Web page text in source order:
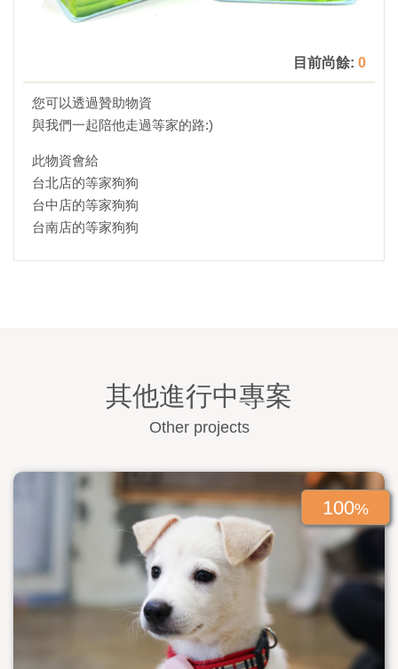
目前尚餘: 0
您可以透過贊助物資
與我們一起陪他走過等家的路:)
此物資會給
台北店的等家狗狗
台中店的等家狗狗
台南店的等家狗狗
其他進行中專案
Other projects
100%